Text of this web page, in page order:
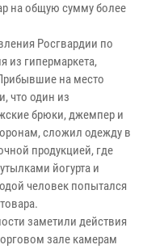
на общую сумму более
Росгвардии по
из гипермаркета,
на место
что один из
брюки, джемпер и
сложил одежду в
продукцией, где
йогурта и
человек попытался
заметили действия
зале камерам